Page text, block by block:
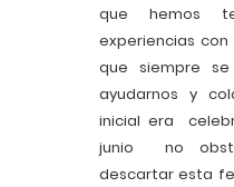
que hemos
experiencias
que siempre
ayudarnos y
inicial era
junio no
descartar esta